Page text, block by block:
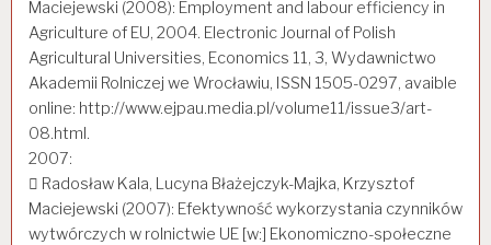
Maciejewski (2008): Employment and labour efficiency in
Agriculture of EU, 2004. Electronic Journal of Polish
Agricultural Universities, Economics 11, 3, Wydawnictwo
Akademii Rolniczej we Wrocławiu, ISSN 1505-0297, avaible
online: http://www.ejpau.media.pl/volume11/issue3/art-
08.html.
2007:
 Radosław Kala, Lucyna Błażejczyk-Majka, Krzysztof
Maciejewski (2007): Efektywność wykorzystania czynników
wytwórczych w rolnictwie UE [w:] Ekonomiczno-społeczne